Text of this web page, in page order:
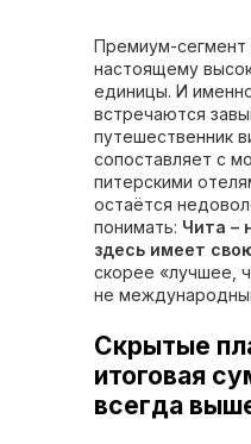
Премиум-сегмент
настоящему
единицы. И
встречаются
путешественник
сопоставляет с
питерскими
остаётся
понимать: Чита –
здесь имеет
скорее «лучшее,
не
Скрытые
итоговая
всегда